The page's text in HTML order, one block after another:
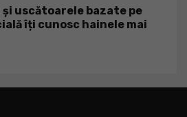
și uscătoarele bazate pe
îți cunosc hainele mai